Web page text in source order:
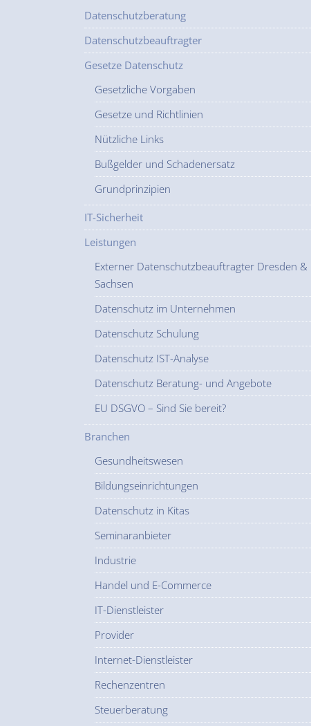
Datenschutzberatung
Datenschutzbeauftragter
Gesetze Datenschutz
Gesetzliche Vorgaben
Gesetze und Richtlinien
Nützliche Links
Bußgelder und Schadenersatz
Grundprinzipien
IT-Sicherheit
Leistungen
Externer Datenschutzbeauftragter Dresden &
Sachsen
Datenschutz im Unternehmen
Datenschutz Schulung
Datenschutz IST-Analyse
Datenschutz Beratung- und Angebote
EU DSGVO – Sind Sie bereit?
Branchen
Gesundheitswesen
Bildungseinrichtungen
Datenschutz in Kitas
Seminaranbieter
Industrie
Handel und E-Commerce
IT-Dienstleister
Provider
Internet-Dienstleister
Rechenzentren
Steuerberatung